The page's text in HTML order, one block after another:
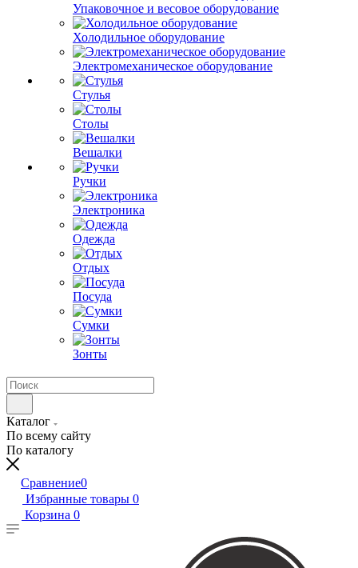
Упаковочное и весовое оборудование
Холодильное оборудование
Электромеханическое оборудование
Стулья
Столы
Вешалки
Ручки
Электроника
Одежда
Отдых
Посуда
Сумки
Зонты
Каталог
По всему сайту
По каталогу
Сравнение0
Избранные товары 0
Корзина 0